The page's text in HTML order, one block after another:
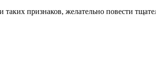
признаков, желательно повести